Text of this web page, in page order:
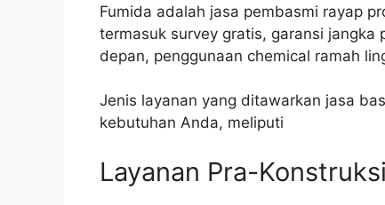
Fumida adalah jasa pembasmi rayap
termasuk survey gratis, garansi
depan, penggunaan chemical ramah
Jenis layanan yang ditawarkan jasa
kebutuhan Anda, meliputi
Layanan Pra-Konstruksi